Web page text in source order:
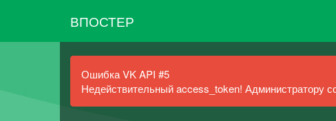
ВПОСТЕР
Ошибка VK API #5
Недействительный access_token! Администратору